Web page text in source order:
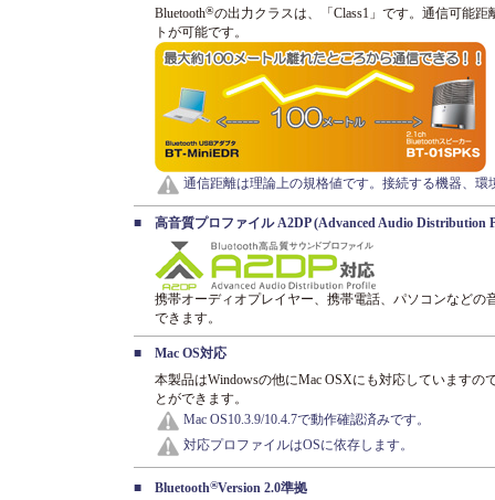
Bluetooth®の出力クラスは、「Class1」です。通信可能
トが可能です。
通信距離は理論上の規格値です。接続する機器、環
■ 高音質プロファイル A2DP (Advanced Audio Distribution
携帯オーディオプレイヤー、携帯電話、パソコンなど
できます。
■
Mac OS対応
本製品はWindowsの他にMac OSXにも対応していますの
とができます。
Mac OS10.3.9/10.4.7で動作確認済みです。
対応プロファイルはOSに依存します。
■ Bluetooth®Version 2.0準拠